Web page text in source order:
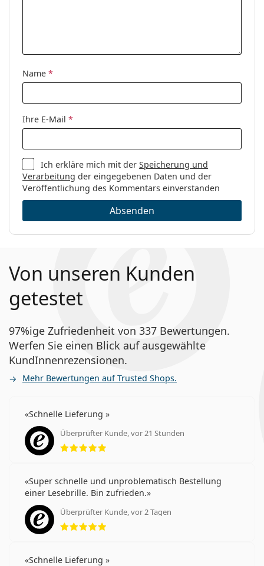
Es ist ein Medizinprodukt. Lesen Sie vor dem Gebrauch
die Anleitung.
Kategorie:
Marke:
Tommy Hilfiger
Name *
Ihre E-Mail *
Ich erkläre mich mit derSpeicherung und
Verarbeitung der eingegebenen Daten und der
Veröffentlichung des Kommentars einverstanden
Absenden
Von unseren Kunden
getestet
97%ige Zufriedenheit von 337 Bewertungen.
Werfen Sie einen Blick auf ausgewählte
KundInnenrezensionen.
Mehr Bewertungen auf Trusted Shops.
Schnelle Lieferung
Überprüfter Kunde, vor 21 Stunden
Bewertung 5 aus 5
Super schnelle und unproblematisch Bestellung
einer Lesebrille. Bin zufrieden.
Überprüfter Kunde, vor 2 Tagen
Bewertung 5 aus 5
Schnelle Lieferung